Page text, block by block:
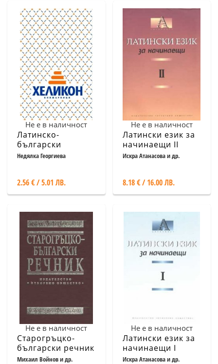
Не е в наличност
Латинско-
български
словообразувателен
Недялка Георгиева
2.56 € / 5.01 ЛВ.
Не е в наличност
Латински език за
начинаещи II
Искра Атанасова и др.
8.18 € / 16.00 ЛВ.
Не е в наличност
Старогръцко-
български речник
Михаил Войнов и др.
Не е в наличност
Латински език за
начинаещи I
Искра Атанасова и др.